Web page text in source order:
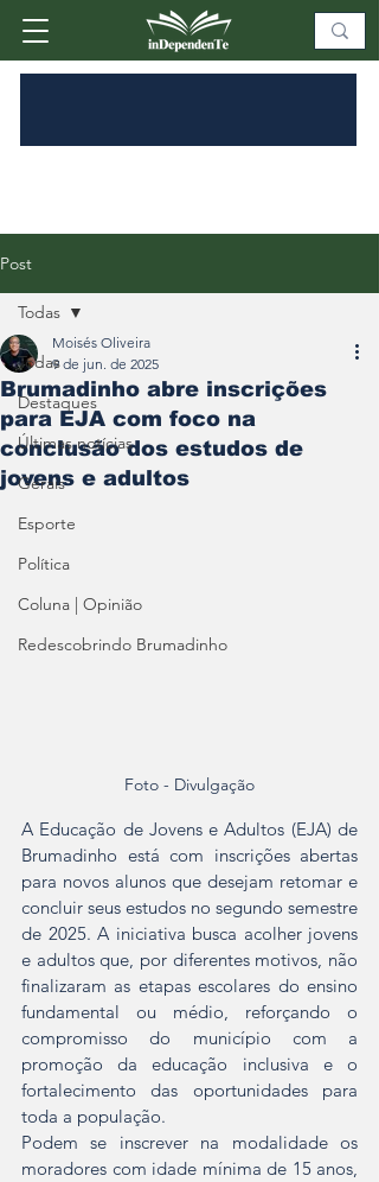
Post
Todas
Destaques
Últimas notícias
Gerais
Esporte
Política
Coluna | Opinião
Redescobrindo Brumadinho
Todas
Brumadinho abre inscrições
para EJA com foco na
conclusão dos estudos de
jovens e adultos
Moisés Oliveira
9 de jun. de 2025
Foto - Divulgação
A Educação de Jovens e Adultos (EJA) de
Brumadinho está com inscrições abertas
para novos alunos que desejam retomar e
concluir seus estudos no segundo semestre
de 2025. A iniciativa busca acolher jovens
e adultos que, por diferentes motivos, não
finalizaram as etapas escolares do ensino
fundamental ou médio, reforçando o
compromisso do município com a
promoção da educação inclusiva e o
fortalecimento das oportunidades para
toda a população.
Podem se inscrever na modalidade os
moradores com idade mínima de 15 anos,